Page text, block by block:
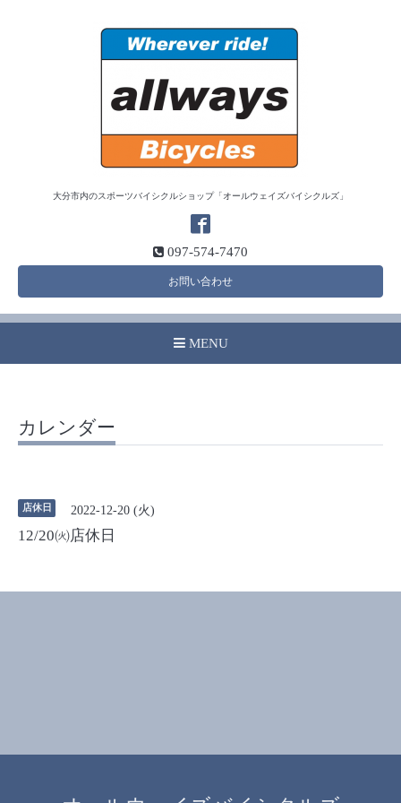
大分市内のスポーツバイシクルショップ「オールウェイズバイシクルズ」
097-574-7470
お問い合わせ
MENU
カレンダー
店休日 2022-12-20 (火)
12/20㈫店休日